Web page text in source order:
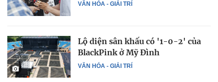
VĂN HÓA - GIẢI TRÍ
VĂN HÓA - GIẢI TRÍ
Lộ diện sân khấu có '1-0-2' của
BlackPink ở Mỹ Đình